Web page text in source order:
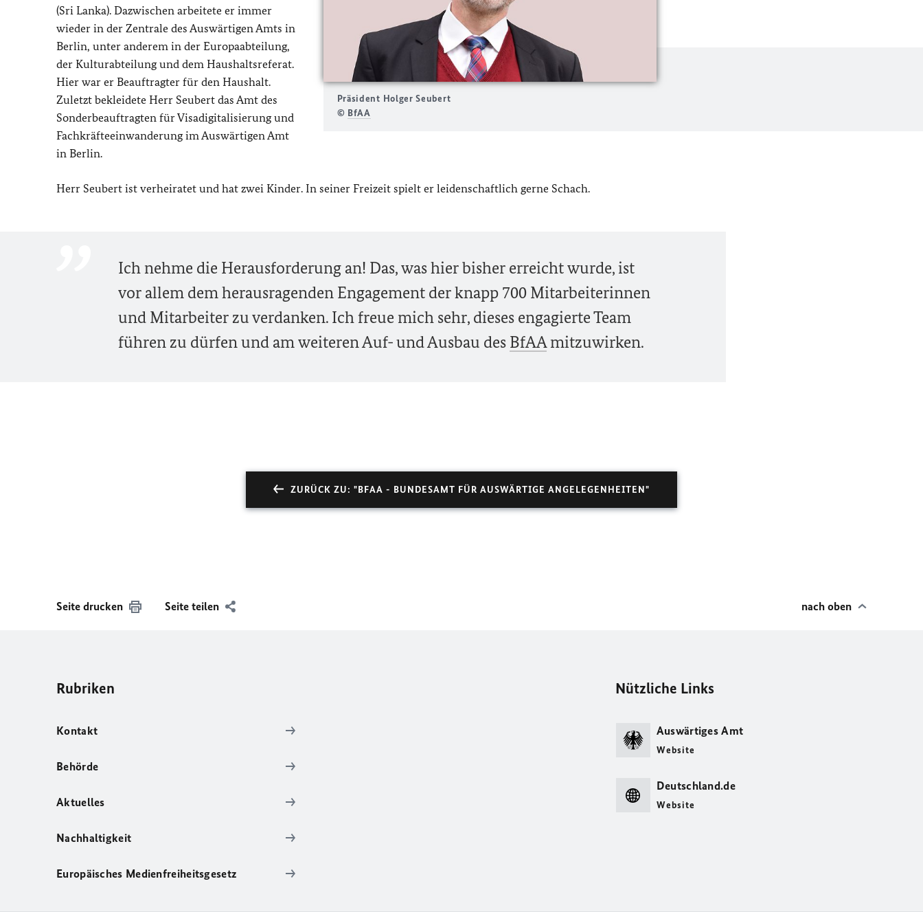
Präsident Holger Seubert
© BfAA
(Sri Lanka). Dazwischen arbeitete er immer
wieder in der Zentrale des Auswärtigen Amts in
Berlin, unter anderem in der Europaabteilung,
der Kulturabteilung und dem Haushaltsreferat.
Hier war er Beauftragter für den Haushalt.
Zuletzt bekleidete Herr Seubert das Amt des
Sonderbeauftragten für Visadigitalisierung und
Fachkräfteeinwanderung im Auswärtigen Amt
in Berlin.
Herr Seubert ist verheiratet und hat zwei Kinder. In seiner Freizeit spielt er leidenschaftlich gerne Schach.
Ich nehme die Herausforderung an! Das, was hier bisher erreicht wurde, ist
vor allem dem herausragenden Engagement der knapp 700 Mitarbeiterinnen
und Mitarbeiter zu verdanken. Ich freue mich sehr, dieses engagierte Team
führen zu dürfen und am weiteren Auf- und Ausbau des BfAAmitzuwirken.
ZURÜCK ZU: "BFAA - BUNDESAMT FÜR AUSWÄRTIGE ANGELEGENHEITEN"
Seite drucken Seite teilen nach oben
Rubriken
Kontakt
Behörde
Aktuelles
Nachhaltigkeit
Europäisches Medienfreiheitsgesetz
Nützliche Links
Auswärtiges Amt
Website
Deutschland.de
Website